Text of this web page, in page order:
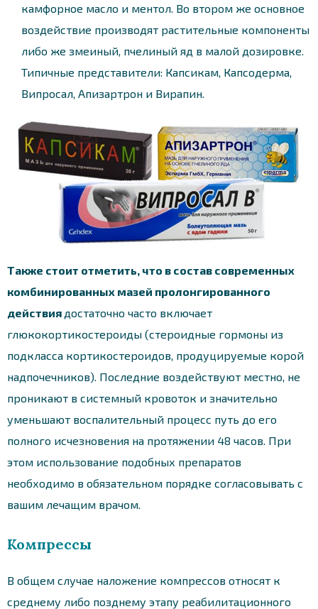
камфорное масло и ментол. Во втором же основное
воздействие производят растительные компоненты
либо же змеиный, пчелиный яд в малой дозировке.
Типичные представители: Капсикам, Капсодерма,
Випросал, Апизартрон и Вирапин.
Также стоит отметить, что в состав современных
комбинированных мазей пролонгированного
действия достаточно часто включает
глюкокортикостероиды (стероидные гормоны из
подкласса кортикостероидов, продуцируемые корой
надпочечников). Последние воздействуют местно, не
проникают в системный кровоток и значительно
уменьшают воспалительный процесс путь до его
полного исчезновения на протяжении 48 часов. При
этом использование подобных препаратов
необходимо в обязательном порядке согласовывать с
вашим лечащим врачом.
Компрессы
В общем случае наложение компрессов относят к
среднему либо позднему этапу реабилитационного